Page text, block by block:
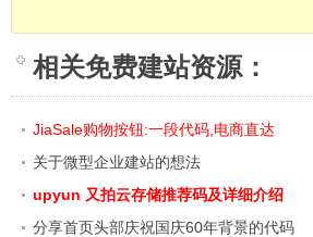
相关免费建站资源 ：
JiaSale购物按钮:一段代码,电商直达
关于微型企业建站的想法
upyun 又拍云存储推荐码及详细介绍
分享首页头部庆祝国庆60年背景的代码